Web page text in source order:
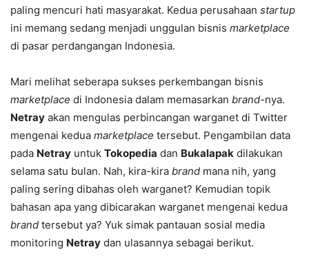
paling mencuri hati masyarakat. Kedua perusahaan startup
ini memang sedang menjadi unggulan bisnis marketplace
di pasar perdangangan Indonesia.
Mari melihat seberapa sukses perkembangan bisnis
marketplace di Indonesia dalam memasarkan brand-nya.
Netray akan mengulas perbincangan warganet di Twitter
mengenai kedua marketplace tersebut. Pengambilan data
pada Netray untuk Tokopedia dan Bukalapak dilakukan
selama satu bulan. Nah, kira-kira brand mana nih, yang
paling sering dibahas oleh warganet? Kemudian topik
bahasan apa yang dibicarakan warganet mengenai kedua
brand tersebut ya? Yuk simak pantauan sosial media
monitoring Netray dan ulasannya sebagai berikut.